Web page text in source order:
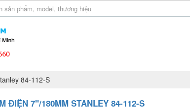
84-112-S
ĐIỆN 7"/180MM STANLEY 84-112-S